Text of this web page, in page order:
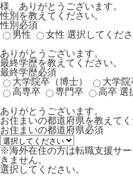
様、ありがとうございます。
性別を教えてください。
性別 必須
男性
女性 選択してくださ
ありがとうございます。
最終学歴を教えてください。
最終学歴必須
大学院卒（博士）
大学院
高専卒
専門卒 高卒 選
ありがとうございます。
お住まいの都道府県を教えてく
お住まいの都道府県必須
※海外在住の方は転職支援サ
きません。
選択してください。